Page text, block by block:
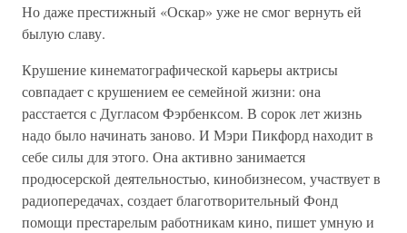
Но даже престижный «Оскар» уже не смог вернуть ей
былую славу.
Крушение кинематографической карьеры актрисы
совпадает с крушением ее семейной жизни: она
расстается с Дугласом Фэрбенксом. В сорок лет жизнь
надо было начинать заново. И Мэри Пикфорд находит в
себе силы для этого. Она активно занимается
продюсерской деятельностью, кинобизнесом, участвует в
радиопередачах, создает благотворительный Фонд
помощи престарелым работникам кино, пишет умную и